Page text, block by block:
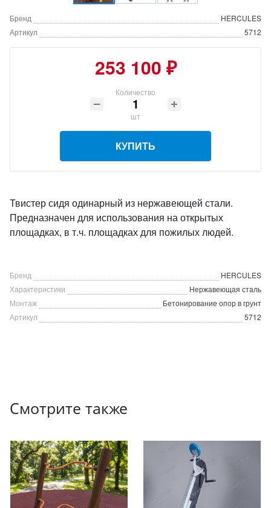
Бренд
HERCULES
Артикул
5712
253 100 ₽
Количество
шт
КУПИТЬ
Твистер сидя одинарный из нержавеющей стали.
Предназначен для использования на открытых
площадках, в т.ч. площадках для пожилых людей.
Бренд
HERCULES
Характеристики
Нержавеющая сталь
Монтаж
Бетонирование опор в грунт
Артикул
5712
Смотрите также